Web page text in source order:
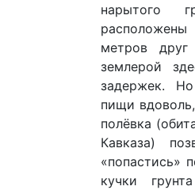
нарытого
метров
землерой
задержек.
пищи
полёвка
Кавказа)
«попастись»
кучки